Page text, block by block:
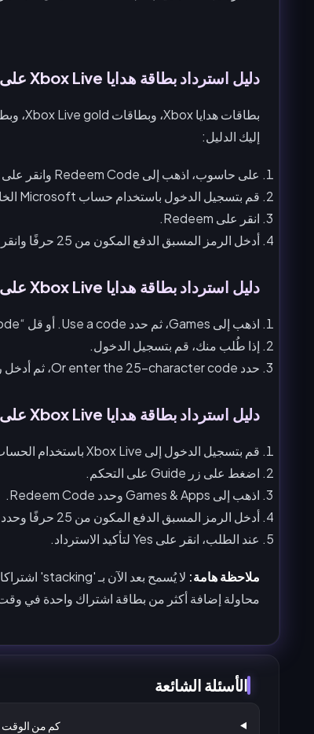
دليل استرداد بطاقة هدايا Xbox Live على الحاسوب
إليك الدليل:
على حاسوب، اذهب إلى Redeem Code وانقر على Sign In.
قم بتسجيل الدخول باستخدام حساب Microsoft الخاص بك.
انقر على Redeem.
أدخل الرمز المسبق الدفع المكون من 25 حرفًا وانقر على Confirm.
دليل استرداد بطاقة هدايا Xbox Live على Xbox One
اذهب إلى Games، ثم حدد Use a code. أو قل “Xbox, use code”.
إذا طُلب منك، قم بتسجيل الدخول.
حدد Or enter the 25-character code، ثم أدخل رمزك.
دليل استرداد بطاقة هدايا Xbox Live على Xbox 360
قم بتسجيل الدخول إلى Xbox Live باستخدام الحساب الذي تريد استخدام الرمز المسبق الدفع له.
اضغط على زر Guide على التحكم.
اذهب إلى Games & Apps وحدد Redeem Code.
أدخل الرمز المسبق الدفع المكون من 25 حرفًا وحدد Done.
عند الطلب، انقر على Yes لتأكيد الاسترداد.
ملاحظة هامة:
محاولة إضافة أكثر من بطاقة اشتراك واحدة في
الأسئلة الشائعة
كم من الوقت